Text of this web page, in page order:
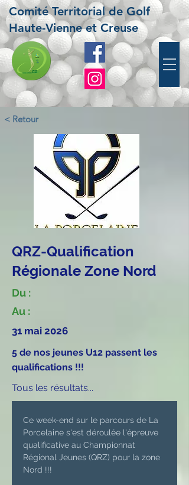
Comité Territorial de Golf
Haute-Vienne et Creuse
< Retour
QRZ-Qualification
Régionale Zone Nord
Du :
Au :
31 mai 2026
5 de nos jeunes U12 passent les
qualifications !!!
Tous les résultats...
Ce week-end sur le parcours de La
Porcelaine s'est déroulée l'épreuve
qualificative au Championnat
Régional Jeunes (QRZ) pour la zone
Nord !!!